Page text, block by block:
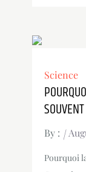
Science
SOUVENT
By :
Pourquoi